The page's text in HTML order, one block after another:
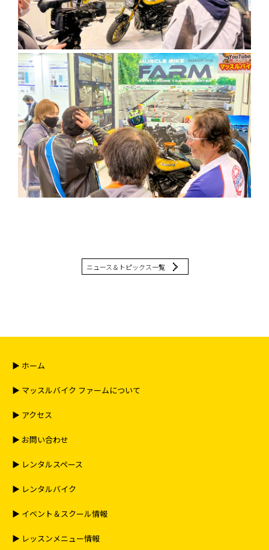
ニュース＆トピックス一覧
▶︎ ホーム
▶︎ マッスルバイク ファームについて
▶︎ アクセス
▶︎ お問い合わせ
▶︎ レンタルスペース
▶︎ レンタルバイク
▶︎ イベント＆スクール情報
▶︎ レッスンメニュー情報